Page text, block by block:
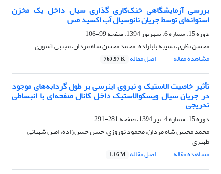
بررسی آزمایشگاهی خنک‌کاری گذاری سیال داخل یک مخزن
استوانه‌ای توسط جریان نانوسیال آب اکسید مس
دوره 15، شماره 6، شهریور 1394، صفحه
99-106
محسن نظری، نسیبه بابازاده، محمد محسن شاه مردان، مجتبی آشوری
مشاهده مقاله
اصل مقاله 760.97 K
تأثیر خاصیت الاستیک و نیروی اینرسی بر طول گردابه‌های موجود
در جریان سیال ویسکوالاستیک داخل کانال صفحه‌ای با انبساطی
تدریجی
دوره 15، شماره 4، تیر 1394، صفحه
281-291
محمد محسن شاه مردان، محمود نوروزی، حسن حسن زاده، امین شهبانی
ظهیری
مشاهده مقاله
اصل مقاله 1.16 M